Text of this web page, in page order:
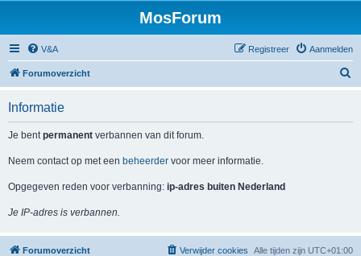
MosForum
V&A Aanmelden
Registreer
Forumoverzicht
Informatie
Je bentpermanent verbannen van dit forum.
Neem contact op met een beheerder voor meer informatie.
Opgegeven reden voor verbanning: ip-adres buiten Nederland
Je IP-adres is verbannen.
Forumoverzicht Alle tijden zijn UTC+01:00
Verwijder cookies